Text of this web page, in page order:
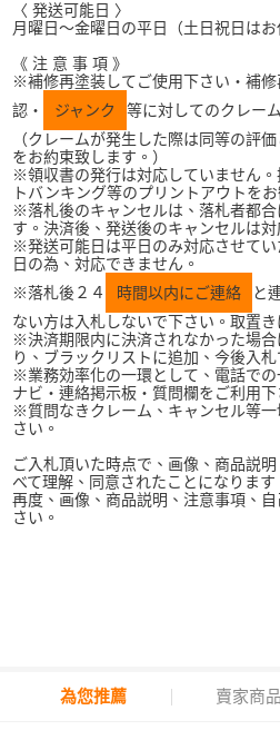
〈 発送可能日 〉
月曜日～金曜日の平日（土日祝日はお
《 注 意 事 項 》
※補修再塗装してご使用下さい・補
認・
ジャンク
等に対してのクレー
（クレームが発生した際は同等の評
をお約束致します。）
※領収書の発行は対応していません
トバンキング等のプリントアウトをお
※落札後のキャンセルは、落札者都
す。決済後、発送後のキャンセルは対
※発送可能日は平日のみ対応させて
日の為、対応できません。
※落札後２４
時間以内にご連絡
と
ない方は入札しないで下さい。取置き
※決済期限内に決済されなかった場
り、ブラックリストに追加、今後入
※業務効率化の一環として、電話での
ナビ・連絡掲示板・質問欄をご利用下
※質問なきクレーム、キャンセル等
さい。
ご入札頂いた時点で、画像、商品説
べて理解、同意されたことになります
再度、画像、商品説明、注意事項、
さい。
為您推薦 賣家商品